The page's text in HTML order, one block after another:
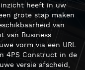
heeft in uw
grote stap maken
van
van Business
vorm via een URL
4PS Construct in de
versie afscheid,